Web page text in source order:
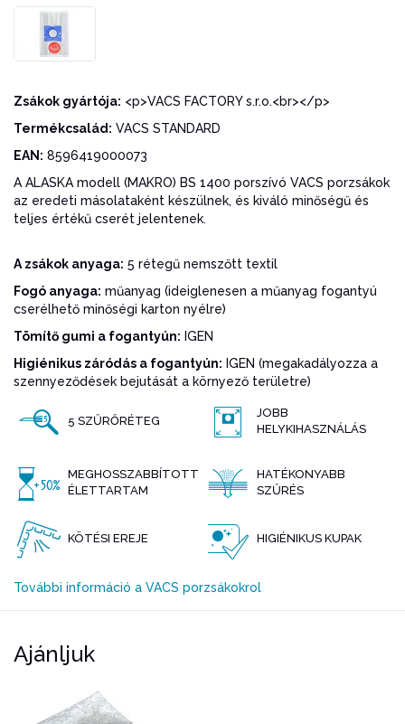
Zsákok gyártója: <p>VACS FACTORY s.r.o.<br></p>
Termékcsalád: VACS STANDARD
EAN: 8596419000073
A ALASKA modell (MAKRO) BS 1400 porszívó VACS porzsákok
az eredeti másolataként készülnek, és kiváló minőségű és
teljes értékű cserét jelentenek.
A zsákok anyaga: 5 rétegű nemszőtt textil
Fogó anyaga: műanyag (ideiglenesen a műanyag fogantyú
cserélhető minőségi karton nyélre)
Tömítő gumi a fogantyún: IGEN
Higiénikus záródás a fogantyún: IGEN (megakadályozza a
szennyeződések bejutását a környező területre)
5 SZŰRŐRÉTEG
JOBB
HELYKIHASZNÁLÁS
MEGHOSSZABBÍTOTT
ÉLETTARTAM
HATÉKONYABB
SZŰRÉS
KÖTÉSI EREJE HIGIÉNIKUS KUPAK
További információ a VACS porzsákokrol
Ajánljuk